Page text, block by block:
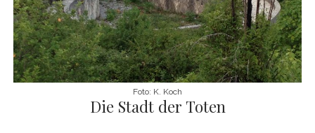
Foto: K. Koch
Die Stadt der Toten